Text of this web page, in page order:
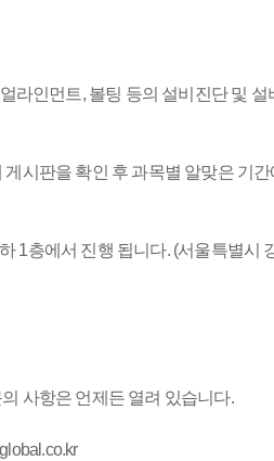
라인먼트, 볼팅 등의 설비진단 및 설
게시판을 확인 후 과목별 알맞은 기
1층에서 진행 됩니다. (서울특별시
사항은 언제든 열려 있습니다.